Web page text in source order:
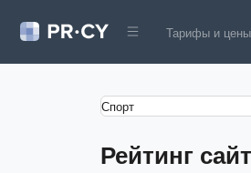
Тарифы и цены
Спорт
Рейтинг